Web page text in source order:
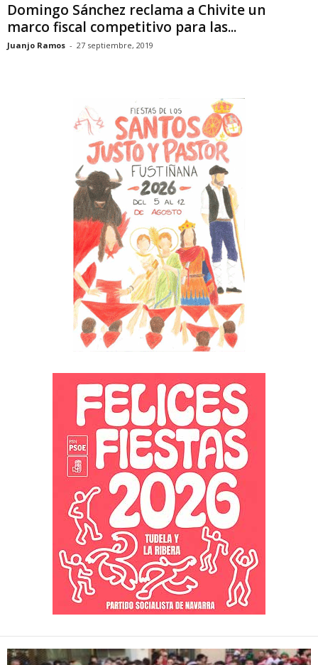
Domingo Sánchez reclama a Chivite un
marco fiscal competitivo para las...
Juanjo Ramos - 27 septiembre, 2019